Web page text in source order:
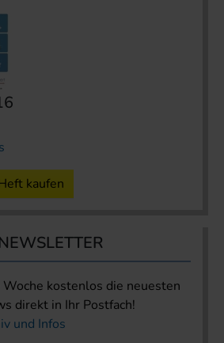
kaufen
kostenlos die neuesten
direkt in Ihr Postfach!
und Infos